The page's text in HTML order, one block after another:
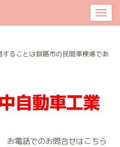
ることは釧路市の民間車検場であ
お電話でのお問合せはこちら